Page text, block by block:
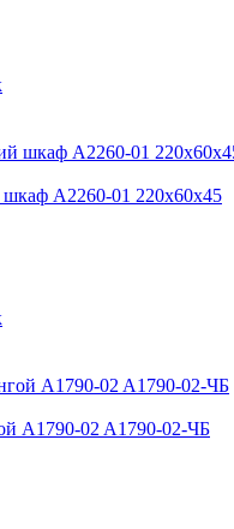
A2260-01 220х60х45
A1790-02 A1790-02-ЧБ